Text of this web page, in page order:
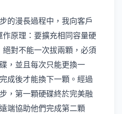
的漫長過程中，我向客戶
作原理：要擴充相同容量硬
絕對不能一次拔兩顆，必須
，並且每次只能更換一
成後才能換下一顆。經過
，第一顆硬碟終於完美融
端協助他們完成第二顆